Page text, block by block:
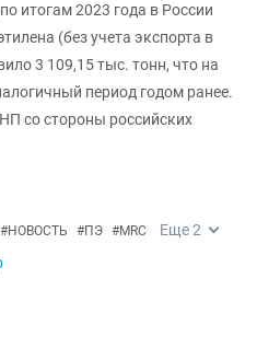
по итогам 2023 года в России
(без учета экспорта в
3 109,15 тыс. тонн, что на
период годом ранее.
со стороны российских
#НОВОСТЬ #ПЭ #MRC Еще2